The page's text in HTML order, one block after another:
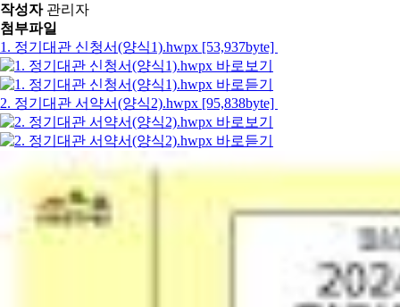
작성자 관리자
첨부파일
1. 정기대관 신청서(양식1).hwpx [53,937byte]
2. 정기대관 서약서(양식2).hwpx [95,838byte]